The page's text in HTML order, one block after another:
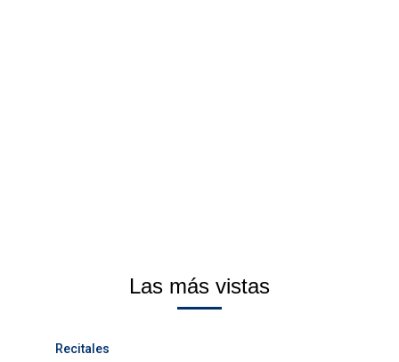
Las más vistas
Recitales